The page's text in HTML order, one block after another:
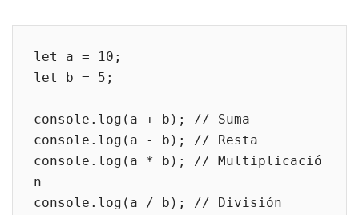
let a = 10;
let b = 5;
console.log(a + b); // Suma
console.log(a - b); // Resta
console.log(a * b); // Multiplicació
n
console.log(a / b); // División